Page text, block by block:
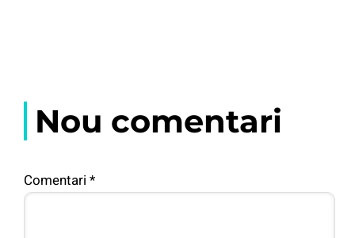
Nou comentari
Comentari *